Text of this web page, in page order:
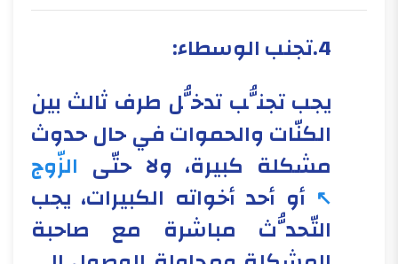
4.تجنب الوسطاء:
​​​​يجب تجنُّب تدخُّل طرف ثالث بين
الكنّات والحموات في حال حدوث
مشكلة كبيرة، ولا حتّى الزّوج
أو أحد أخواته الكبيرات، يجب
التّحدُّث مباشرة مع صاحبة